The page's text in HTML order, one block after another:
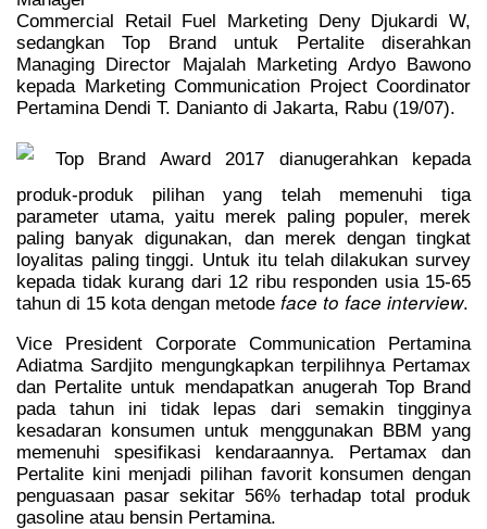
Commercial Retail Fuel Marketing Deny Djukardi W,
sedangkan Top Brand untuk Pertalite diserahkan
Managing Director Majalah Marketing Ardyo Bawono
kepada Marketing Communication Project Coordinator
Pertamina Dendi T. Danianto di Jakarta, Rabu (19/07).
Top Brand Award 2017 dianugerahkan kepada
produk-produk pilihan yang telah memenuhi tiga
parameter utama, yaitu merek paling populer, merek
paling banyak digunakan, dan merek dengan tingkat
loyalitas paling tinggi. Untuk itu telah dilakukan survey
kepada tidak kurang dari 12 ribu responden usia 15-65
tahun di 15 kota dengan metode face to face interview.
Vice President Corporate Communication Pertamina
Adiatma Sardjito mengungkapkan terpilihnya Pertamax
dan Pertalite untuk mendapatkan anugerah Top Brand
pada tahun ini tidak lepas dari semakin tingginya
kesadaran konsumen untuk menggunakan BBM yang
memenuhi spesifikasi kendaraannya. Pertamax dan
Pertalite kini menjadi pilihan favorit konsumen dengan
penguasaan pasar sekitar 56% terhadap total produk
gasoline atau bensin Pertamina.